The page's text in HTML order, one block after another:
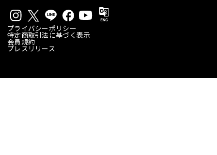
プライバシーポリシー
特定商取引法に基づく表示
会員規約
プレスリリース